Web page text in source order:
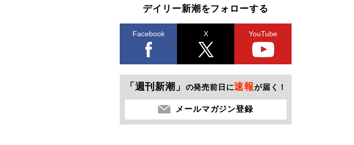
デイリー新潮をフォローする
Facebook X YouTube
「週刊新潮」 の発売前日に速報が届く！
メールマガジン登録